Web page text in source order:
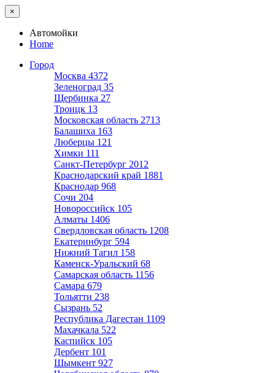
×
Автомойки
Home
Город
Москва 4372
Зеленоград 35
Щербинка 27
Троицк 13
Московская область 2713
Балашиха 163
Люберцы 121
Химки 111
Санкт-Петербург 2012
Краснодарский край 1881
Краснодар 968
Сочи 204
Новороссийск 105
Алматы 1406
Свердловская область 1208
Екатеринбург 594
Нижний Тагил 158
Каменск-Уральский 68
Самарская область 1156
Самара 679
Тольятти 238
Сызрань 52
Республика Дагестан 1109
Махачкала 522
Каспийск 105
Дербент 101
Шымкент 927